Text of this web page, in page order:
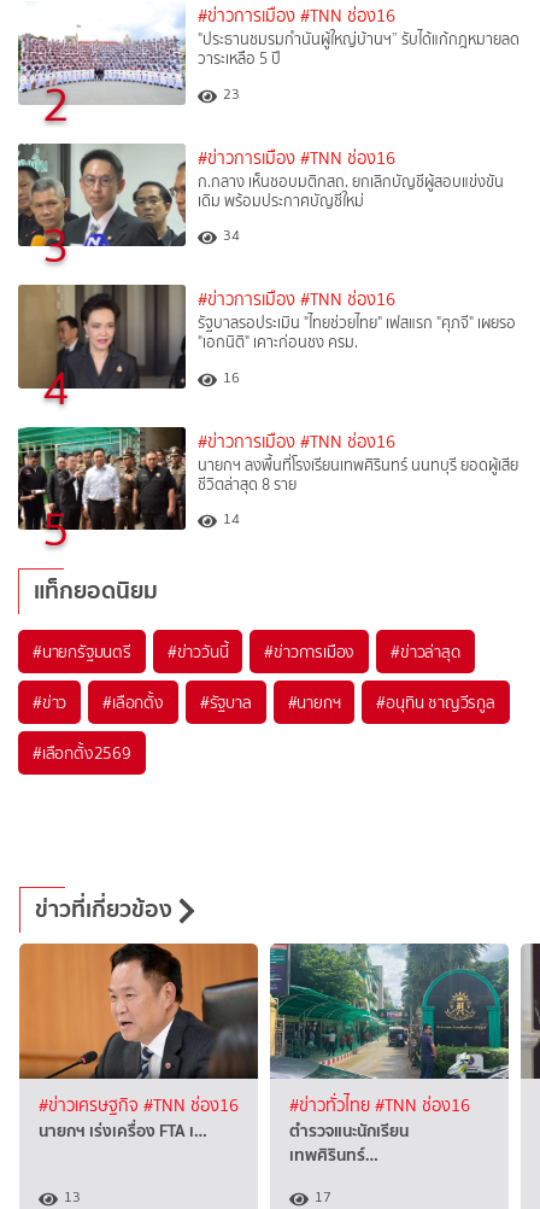
2
#ข่าวการเมือง #TNN ช่อง16
"ประธานชมรมกำนันผู้ใหญ่บ้านฯ” รับได้แก้กฎหมายลด
วาระเหลือ 5 ปี
23
3
#ข่าวการเมือง #TNN ช่อง16
ก.กลาง เห็นชอบมติกสถ. ยกเลิกบัญชีผู้สอบแข่งขัน
เดิม พร้อมประกาศบัญชีใหม่
34
4
#ข่าวการเมือง #TNN ช่อง16
รัฐบาลรอประเมิน "ไทยช่วยไทย" เฟสแรก "ศุภจี" เผยรอ
"เอกนิติ" เคาะก่อนชง ครม.
16
5
#ข่าวการเมือง #TNN ช่อง16
นายกฯ ลงพื้นที่โรงเรียนเทพศิรินทร์ นนทบุรี ยอดผู้เสีย
ชีวิตล่าสุด 8 ราย
14
แท็กยอดนิยม
#นายกรัฐมนตรี #ข่าววันนี้ #ข่าวการเมือง #ข่าวล่าสุด
#ข่าว #เลือกตั้ง #รัฐบาล #นายกฯ #อนุทิน ชาญวีรกูล
#เลือกตั้ง2569
ข่าวที่เกี่ยวข้อง
#ข่าวเศรษฐกิจ #TNN ช่อง16
นายกฯ เร่งเครื่อง FTA เ…
13
#ข่าวทั่วไทย#TNN ช่อง16
ตำรวจแนะนักเรียน
เทพศิรินทร์…
17